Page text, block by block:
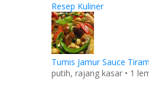
Resep Kuliner
Tumis Jamur Sauce Tiram
putih, rajang kasar • 1